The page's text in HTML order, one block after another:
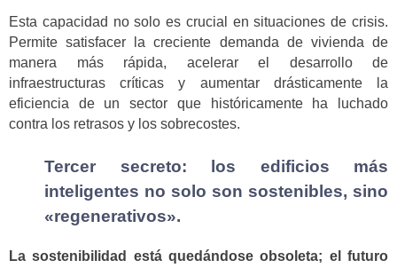
Esta capacidad no solo es crucial en situaciones de crisis.
Permite satisfacer la creciente demanda de vivienda de
manera más rápida, acelerar el desarrollo de
infraestructuras críticas y aumentar drásticamente la
eficiencia de un sector que históricamente ha luchado
contra los retrasos y los sobrecostes.
Tercer secreto: los edificios más
inteligentes no solo son sostenibles, sino
«regenerativos».
La sostenibilidad está quedándose obsoleta; el futuro